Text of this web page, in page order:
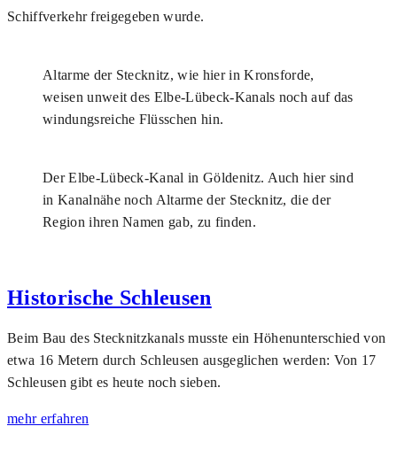
Schiffverkehr freigegeben wurde.
Altarme der Stecknitz, wie hier in Kronsforde,
weisen unweit des Elbe-Lübeck-Kanals noch auf das
windungsreiche Flüsschen hin.
Der Elbe-Lübeck-Kanal in Göldenitz. Auch hier sind
in Kanalnähe noch Altarme der Stecknitz, die der
Region ihren Namen gab, zu finden.
Historische Schleusen
Beim Bau des Stecknitzkanals musste ein Höhenunterschied von
etwa 16 Metern durch Schleusen ausgeglichen werden: Von 17
Schleusen gibt es heute noch sieben.
mehr erfahren